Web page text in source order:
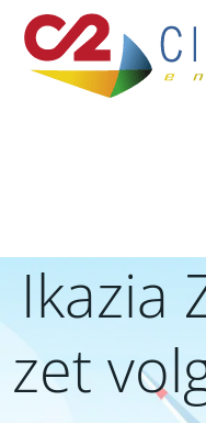
Ikazia
zet